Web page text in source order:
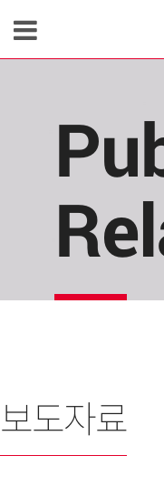
편리하게
한 곳에 모아 확
보도자료